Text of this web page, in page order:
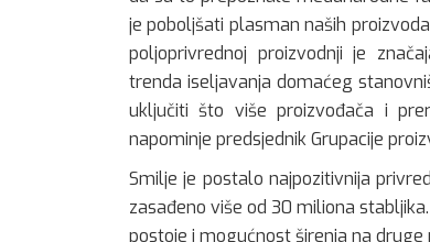
je poboljšati plasman naših
poljoprivrednoj proizvodnji je
trenda iseljavanja domaćeg
uključiti što više proizvođača i
napominje predsjednik Grupacije
Smilje je postalo najpozitivnija
zasađeno više od 30 miliona
postoje i mogućnost širenja na